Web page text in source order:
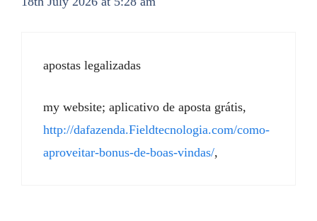
apostas legalizadas
my website; aplicativo de aposta grátis,
http://dafazenda.Fieldtecnologia.com/como-
aproveitar-bonus-de-boas-vindas/,